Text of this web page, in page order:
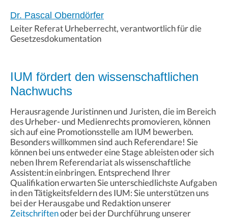
Dr. Pascal Oberndörfer
Leiter Referat Urheberrecht, verantwortlich für die
Gesetzesdokumentation
IUM fördert den wissenschaftlichen
Nachwuchs
Herausragende Juristinnen und Juristen, die im Bereich
des Urheber- und Medienrechts promovieren, können
sich auf eine Promotionsstelle am IUM bewerben.
Besonders willkommen sind auch Referendare! Sie
können bei uns entweder eine Stage ableisten oder sich
neben Ihrem Referendariat als wissenschaftliche
Assistent:in einbringen. Entsprechend Ihrer
Qualifikation erwarten Sie unterschiedlichste Aufgaben
in den Tätigkeitsfeldern des IUM: Sie unterstützen uns
bei der Herausgabe und Redaktion unserer
Zeitschriftenoder bei der Durchführung unserer